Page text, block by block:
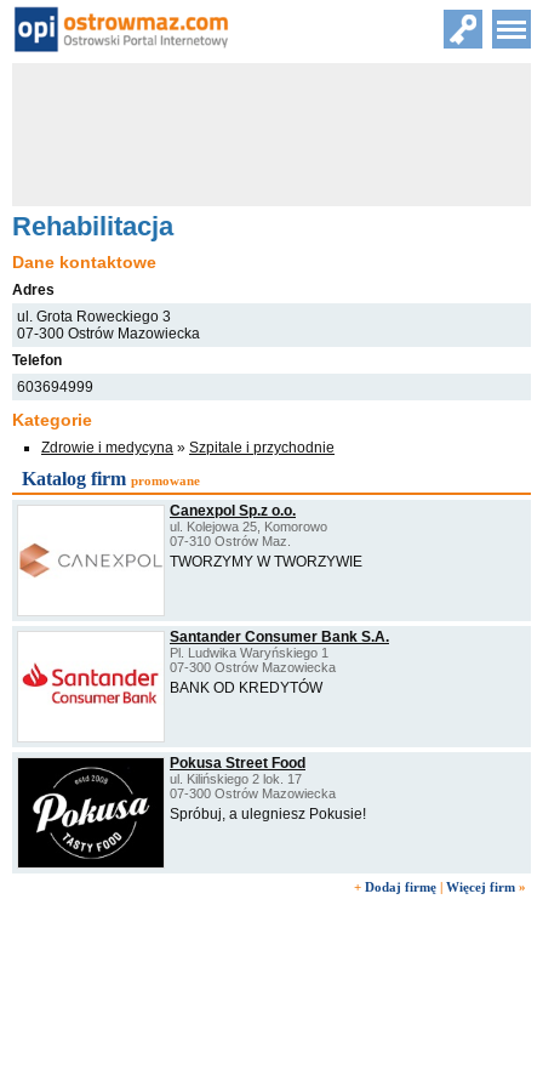
Rehabilitacja
Dane kontaktowe
Adres
ul. Grota Roweckiego 3
07-300 Ostrów Mazowiecka
Telefon
603694999
Kategorie
Zdrowie i medycyna » Szpitale i przychodnie
Katalog firm promowane
Canexpol Sp.z o.o.
ul. Kolejowa 25, Komorowo
07-310 Ostrów Maz.
TWORZYMY W TWORZYWIE
Santander Consumer Bank S.A.
Pl. Ludwika Waryńskiego 1
07-300 Ostrów Mazowiecka
BANK OD KREDYTÓW
Pokusa Street Food
ul. Kilińskiego 2 lok. 17
07-300 Ostrów Mazowiecka
Spróbuj, a ulegniesz Pokusie!
+ Dodaj firmę | Więcej firm »